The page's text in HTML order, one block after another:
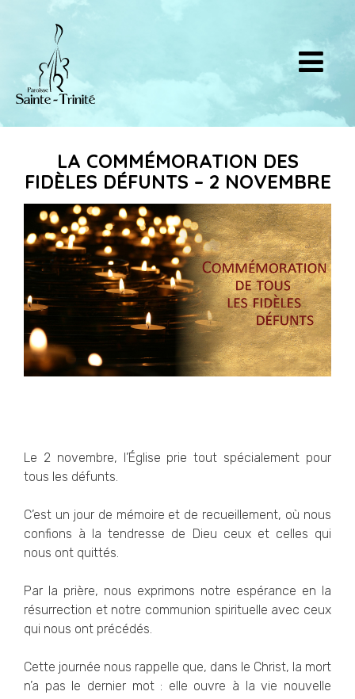
LA COMMÉMORATION DES
FIDÈLES DÉFUNTS – 2 NOVEMBRE
Le 2 novembre, l’Église prie tout spécialement pour
tous les défunts.
C’est un jour de mémoire et de recueillement, où nous
confions à la tendresse de Dieu ceux et celles qui
nous ont quittés.
Par la prière, nous exprimons notre espérance en la
résurrection et notre communion spirituelle avec ceux
qui nous ont précédés.
Cette journée nous rappelle que, dans le Christ, la mort
n’a pas le dernier mot : elle ouvre à la vie nouvelle